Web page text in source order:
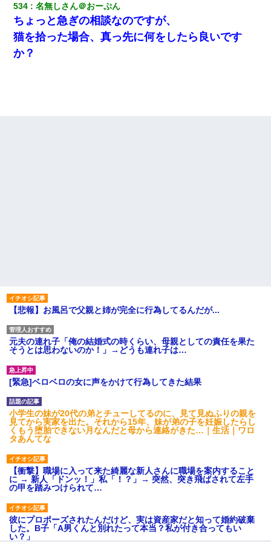
534 名無しさん＠おーぷん
ちょっと急ぎの相談なのですが、
猫を拾った場合、真っ先に何をしたら良いです
か？
【悲報】お風呂で父親と姉が完全に行為してるんだが...
元夫の連れ子「俺の結婚式の時くらい、母親としての責任を果た
そうとは思わないのか！」→どうも連れ子は…
[緊急]ベロベロの女に声をかけて行為してきた結果
小学生の妹が20代の弟とチューしてるのに、見て見ぬふりの親を
見てから実家を出た。それから15年、妹が弟の子を妊娠したらし
くもう堕胎できない月なんだと母から連絡がきた…｜生活｜ワロ
タあんてな
【衝撃】職場に入って来た綺麗な新人さんに職場を案内すること
に → 新人「ドンッ！」私「！？」→ 突然、突き飛ばされて左手
の甲を踏みつけられて…
彼にプロポーズされたんだけど、実は資産家だと知って婚約破棄
した。B子「A男くんと別れたって本当？私が付き合ってもい
い？」